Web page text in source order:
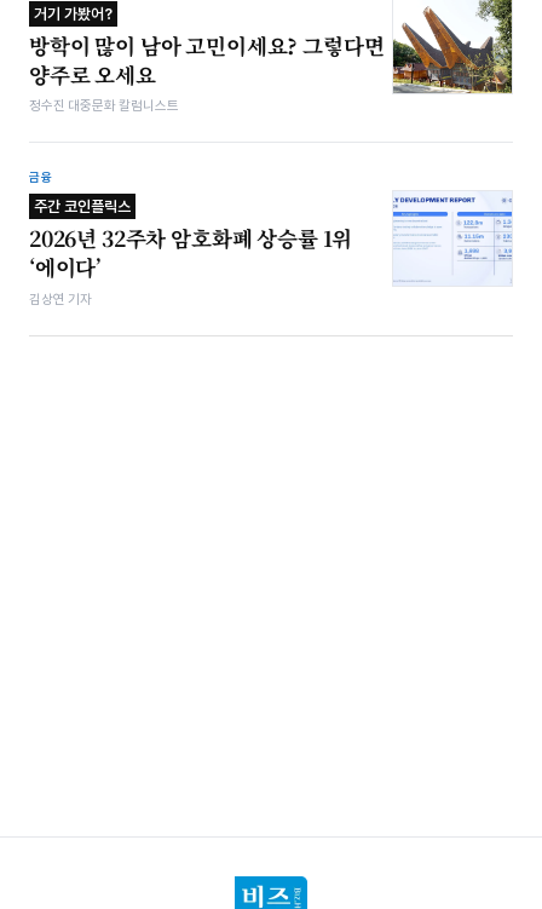
거기 가봤어?
방학이 많이 남아 고민이세요? 그렇다면
양주로 오세요
정수진 대중문화 칼럼니스트
금융
주간 코인플릭스
2026년 32주차 암호화폐 상승률 1위
‘에이다’
김상연 기자